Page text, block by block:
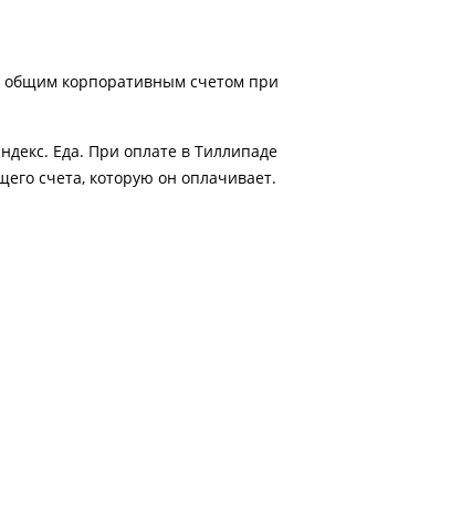
общим корпоративным счетом при
Еда. При оплате в Тиллипаде
счета, которую он оплачивает.